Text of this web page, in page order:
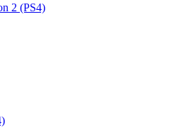
2 (PS4)